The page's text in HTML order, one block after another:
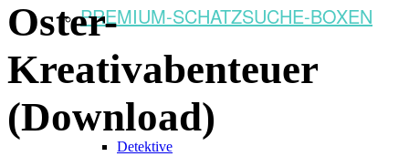
PREMIUM-SCHATZSUCHE-BOXEN
Detektive
Oster-
Kreativabenteuer
(Download)